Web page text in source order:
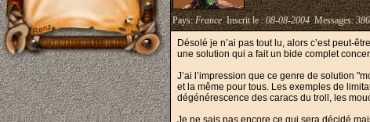
Pays:FranceInscrit le :08-08-2004Messages:
Désolé je n’ai pas tout lu, alors c’est peut-
une solution qui a fait un bide complet
J’ai l’impression que ce genre de solution
et la même pour tous. Les exemples de
dégénérescence des caracs du troll, les
Je ne sais pas encore ce qui sera décidé